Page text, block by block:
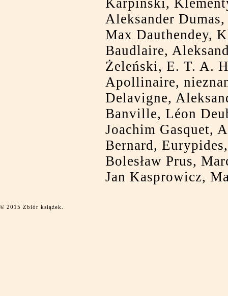
Karpiński,
Aleksander
Max Dauthendey,
Baudlaire,
Żeleński, E. T. A.
Apollinaire,
Delavigne,
Banville, Léon
Joachim Gasquet,
Bernard,
Bolesław Prus,
Jan Kasprowicz,
© 2015 Zbiór książek.